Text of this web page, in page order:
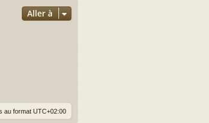
Aller à
au format UTC+02:00